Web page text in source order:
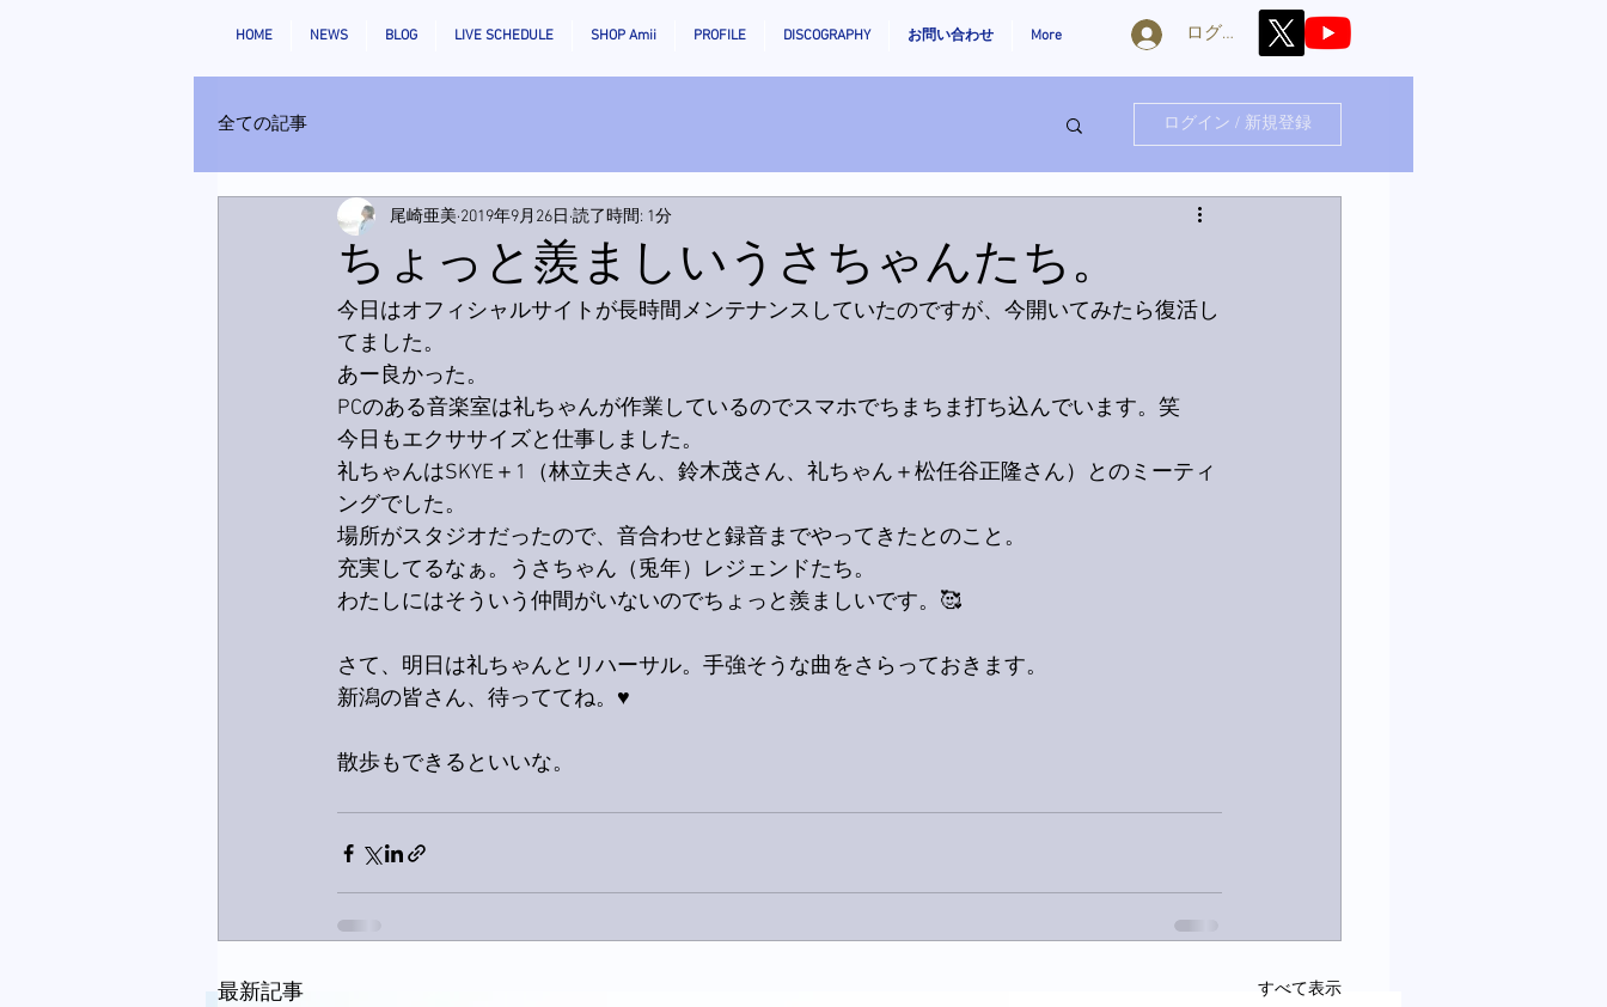
HOME NEWS BLOG LIVE SCHEDULE SHOP Amii PROFILE DISCOGRAPHY お問い合わせ More ログイン
全ての記事 ログイン / 新規登録
ちょっと羨ましいうさちゃんたち。
尾崎亜美 2019年9月26日 読了時間: 1分
今日はオフィシャルサイトが長時間メンテナンスしていたのですが、今開いてみたら復活し
てました。
あー良かった。
PCのある音楽室は礼ちゃんが作業しているのでスマホでちまちま打ち込んでいます。笑
今日もエクササイズと仕事しました。
礼ちゃんはSKYE＋1（林立夫さん、鈴木茂さん、礼ちゃん＋松任谷正隆さん）とのミーティ
ングでした。
場所がスタジオだったので、音合わせと録音までやってきたとのこと。
充実してるなぁ。うさちゃん（兎年）レジェンドたち。
わたしにはそういう仲間がいないのでちょっと羨ましいです。🥰
さて、明日は礼ちゃんとリハーサル。手強そうな曲をさらっておきます。
新潟の皆さん、待っててね。♥️
散歩もできるといいな。
最新記事 すべて表示